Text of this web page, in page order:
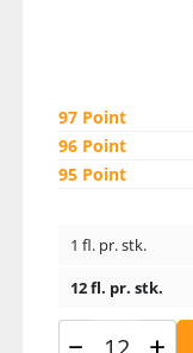
97 Point
96 Point
95 Point
1 fl. pr. stk.
12 fl. pr. stk.